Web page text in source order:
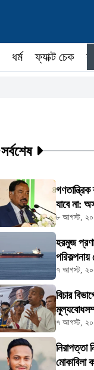
ধর্ম ফ্যাক্ট চেক
সর্বশেষ
যাবে না:
৮ আগস্ট,
হরমুজ
৭ আগস্ট,
বিচার
৭ আগস্ট,
নিরাপত্তা
মোকাবিলা